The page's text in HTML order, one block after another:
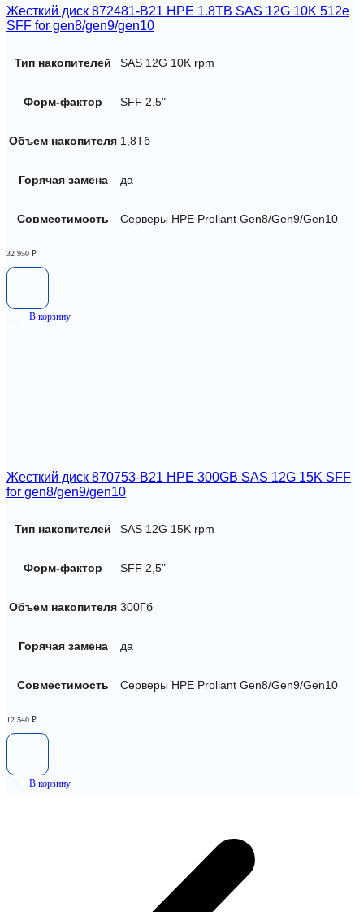
Жесткий диск 872481-B21 HPE 1.8TB SAS 12G 10K 512e
SFF for gen8/gen9/gen10
Тип накопителей SAS 12G 10K rpm
Форм-фактор SFF 2,5"
Объем накопителя 1,8Тб
Горячая замена да
Совместимость Серверы HPE Proliant Gen8/Gen9/Gen10
32 950 ₽
В корзину
Жесткий диск 870753-B21 HPE 300GB SAS 12G 15K SFF
for gen8/gen9/gen10
Тип накопителей SAS 12G 15K rpm
Форм-фактор SFF 2,5"
Объем накопителя 300Гб
Горячая замена да
Совместимость Серверы HPE Proliant Gen8/Gen9/Gen10
12 540 ₽
В корзину